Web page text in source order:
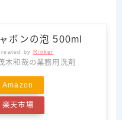
ボンの泡 500ml
by Rinker
木和哉の業務用洗剤
Amazon
楽天市場